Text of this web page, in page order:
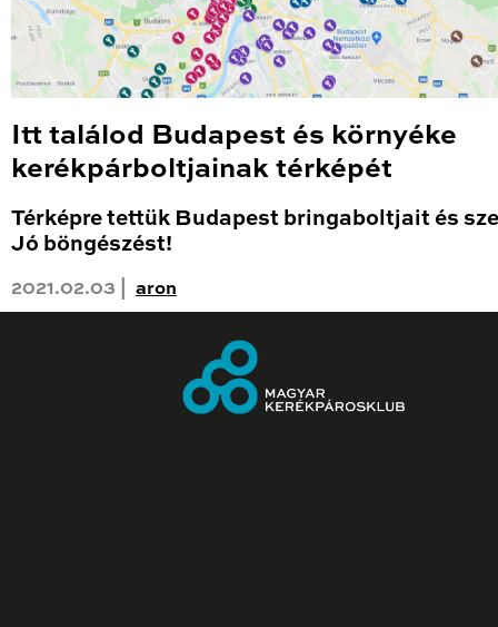
Itt találod Budapest és környéke
kerékpárboltjainak térképét
Térképre tettük Budapest bringaboltjait és
Jó böngészést!
2021.02.03 | aron